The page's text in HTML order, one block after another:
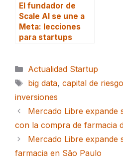
El fundador de
Scale AI se une a
Meta: lecciones
para startups
Categorías
Actualidad Startup
Etiquetas
big data, capital de riesgo
inversiones
Mercado Libre expande
con la compra de farmacia
Mercado Libre expande
farmacia en São Paulo